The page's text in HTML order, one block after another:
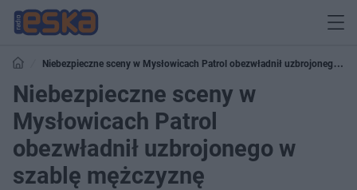
Niebezpieczne sceny w Mysłowicach Patrol obezwładnił uzbrojonego w
szablę mężczyznę
Niebezpieczne sceny w
Mysłowicach Patrol
obezwładnił uzbrojonego w
szablę mężczyznę